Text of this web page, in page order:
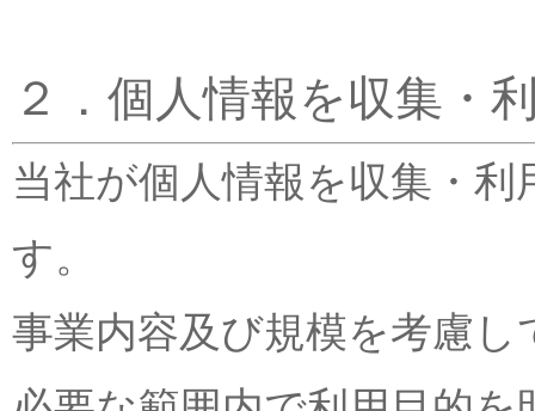
２．個人情報を収集・
当社が個人情報を収集・
す。
事業内容及び規模を考慮